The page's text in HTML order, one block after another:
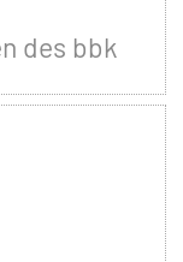
des bbk